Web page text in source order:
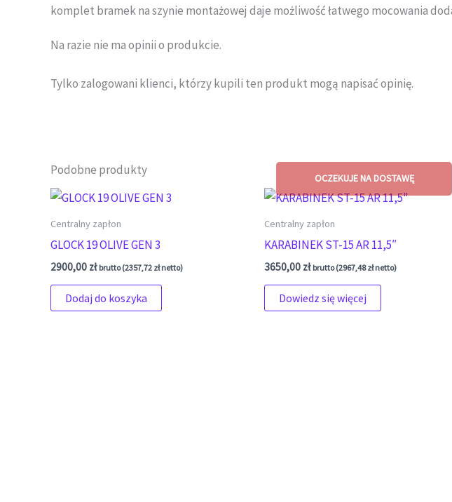
komplet bramek na szynie montażowej daje możliwość łatwego mocowania
Na razie nie ma opinii o produkcie.
Tylko zalogowani klienci, którzy kupili ten produkt mogą napisać opinię.
Podobne produkty
Centralny zapłon
GLOCK 19 OLIVE GEN 3
2900,00 zł brutto (2357,72 złnetto)
Dodaj do koszyka
Centralny zapłon
KARABINEK ST-15 AR 11,5″
3650,00 zł brutto (2967,48złnetto)
Dowiedz się więcej